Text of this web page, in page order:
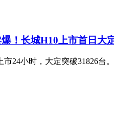
！长城H10上市首日大
24小时，大定突破31826台